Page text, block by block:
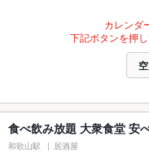
カレンダ
下記ボタンを押
食べ飲み放題 大衆食堂 安
和歌山駅 居酒屋